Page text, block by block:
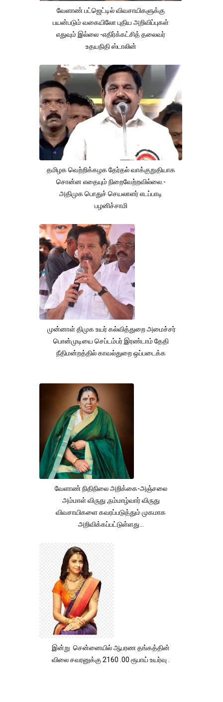
வேளாண் பட்ஜெட்டில் விவசாயிகளுக்கு
பயன்படும் வகையிலோ புதிய அறிவிப்புகள்
எதுவும் இல்லை -எதிர்க்கட்சித் தலைவர்
உதயநிதி ஸ்டாலின்
தமிழக வெற்றிக்கழக தேர்தல் வாக்குறுதியாக
சொன்ன எதையும் நிறைவேற்றவில்லை.-
அதிமுக பொதுச் செயலாளர் எடப்பாடி
பழனிச்சாமி
முன்னாள் திமுக உயர் கல்வித்துறை அமைச்சர்
பொன்முடியை செப்டம்பர் இரண்டாம் தேதி
நீதிமன்றத்தில் காவல்துறை ஒப்படைக்க
வேளாண் நிதிநிலை அறிக்கை-அஞ்சலை
அம்மாள் விருது ,நம்மாழ்வார் விருது
விவசாயிகளை கவரப்படுத்தும் முகமாக
அறிவிக்கப்பட்டுள்ளது...
இன்று சென்னையில் ஆபரண தங்கத்தின்
விலை சவரனுக்கு 2160 .00 ரூபாய் உயர்வு .